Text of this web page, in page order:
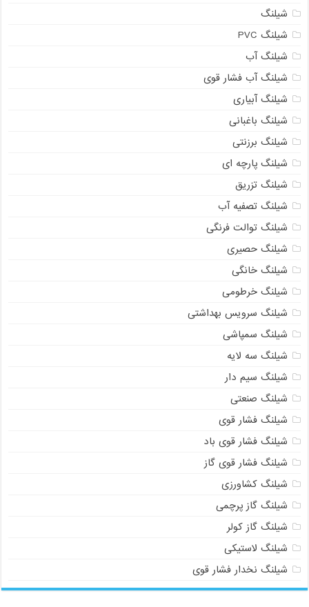
شیلنگ
شیلنگ PVC
شیلنگ آب
شیلنگ آب فشار قوی
شیلنگ آبیاری
شیلنگ باغبانی
شیلنگ برزنتی
شیلنگ پارچه ای
شیلنگ تزریق
شیلنگ تصفیه آب
شیلنگ توالت فرنگی
شیلنگ حصیری
شیلنگ خانگی
شیلنگ خرطومی
شیلنگ سرویس بهداشتی
شیلنگ سمپاشی
شیلنگ سه لایه
شیلنگ سیم دار
شیلنگ صنعتی
شیلنگ فشار قوی
شیلنگ فشار قوی باد
شیلنگ فشار قوی گاز
شیلنگ کشاورزی
شیلنگ گاز پرچمی
شیلنگ گاز کولر
شیلنگ لاستیکی
شیلنگ نخدار فشار قوی